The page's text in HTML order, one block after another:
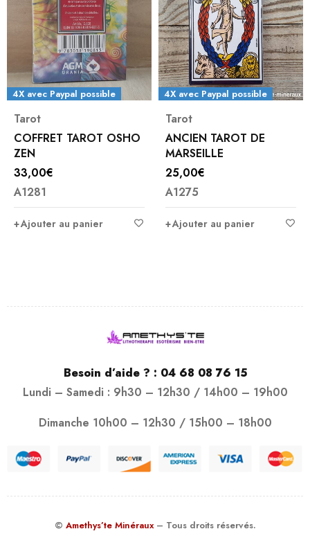
4X avec Paypal possible
Tarot
COFFRET TAROT OSHO
ZEN
33,00€
A1281
Ajouter au panier
4X avec Paypal possible
Tarot
ANCIEN TAROT DE
MARSEILLE
25,00€
A1275
Ajouter au panier
Besoin d’aide ? : 04 68 08 76 15
Lundi – Samedi : 9h30 – 12h30 / 14h00 – 19h00
Dimanche 10h00 – 12h30 / 15h00 – 18h00
© Amethys’te Minéraux – Tous droits réservés.